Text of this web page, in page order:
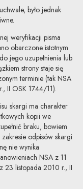
było jednak
weryfikacji pisma
obarczone istotnym
jego uzupełnienia lub
strony staje się
terminie (tak NSA
II OSK 1744/11).
skargi ma charakter
kopii we
braku, bowiem
odpisów skargi
nie wynika
NSA z 11
23 listopada 2010 r., II